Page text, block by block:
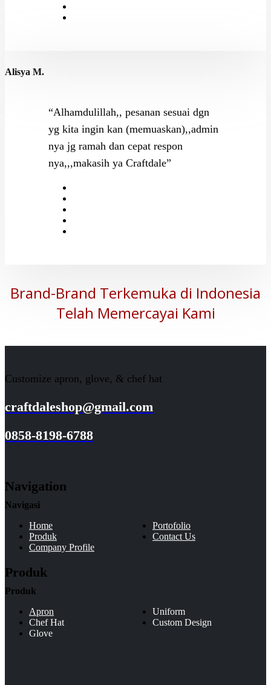
Alisya M.
“Alhamdulillah,, pesanan sesuai dgn
yg kita ingin kan (memuaskan),,admin
nya jg ramah dan cepat respon
nya,,,makasih ya Craftdale”
Brand-Brand Terkemuka di Indonesia
Telah Memercayai Kami
Customize apron, glove, & chef hat
craftdaleshop@gmail.com
0858-8198-6788
Navigation
Navigasi
Home
Produk
Company Profile
Portofolio
Contact Us
Produk
Produk
Apron
Chef Hat
Glove
Uniform
Custom Design